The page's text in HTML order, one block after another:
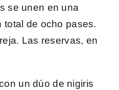
se unen en una
total de ocho pases.
. Las reservas, en
undúo de nigiris